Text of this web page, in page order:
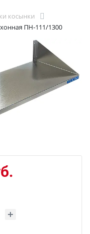
косынки
ПН-111/1300